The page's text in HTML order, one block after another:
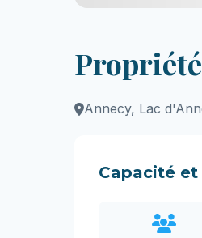
Annecy, Lac
Capacité et